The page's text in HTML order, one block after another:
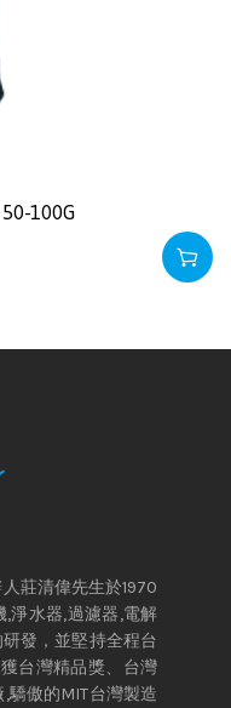
100G
莊清偉先生於1970
淨水器,過濾器,電解
發，並堅持全程台
台灣精品獎、台灣
驕傲的MIT台灣製造